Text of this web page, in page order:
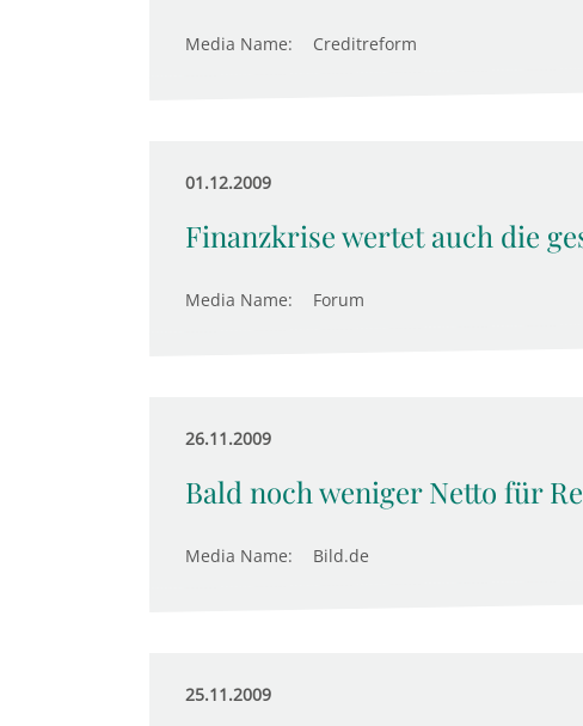
Media Name: Creditreform
01.12.2009
Finanzkrise wertet auch die
Media Name: Forum
26.11.2009
Bald noch weniger Netto für
Media Name: Bild.de
25.11.2009